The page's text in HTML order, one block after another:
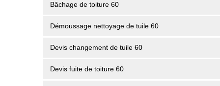
Bâchage de toiture 60
Démoussage nettoyage de tuile 60
Devis changement de tuile 60
Devis fuite de toiture 60